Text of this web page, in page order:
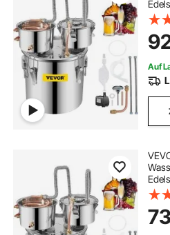
Auf